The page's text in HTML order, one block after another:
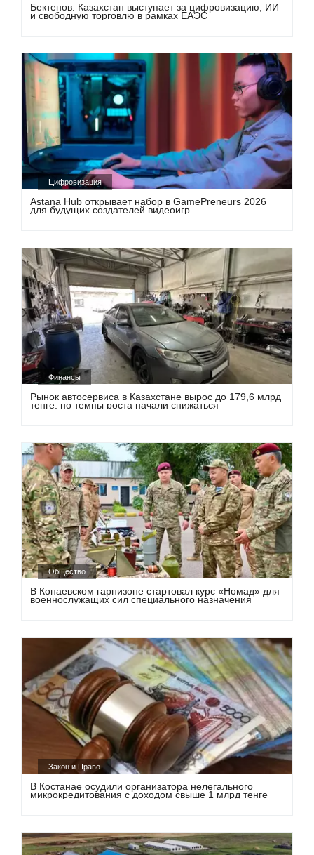
Бектенов: Казахстан выступает за цифровизацию, ИИ
и свободную торговлю в рамках ЕАЭС
Цифровизация
Astana Hub открывает набор в GamePreneurs 2026
для будущих создателей видеоигр
Финансы
Рынок автосервиса в Казахстане вырос до 179,6 млрд
тенге, но темпы роста начали снижаться
Общество
В Конаевском гарнизоне стартовал курс «Номад» для
военнослужащих сил специального назначения
Закон и Право
В Костанае осудили организатора нелегального
микрокредитования с доходом свыше 1 млрд тенге